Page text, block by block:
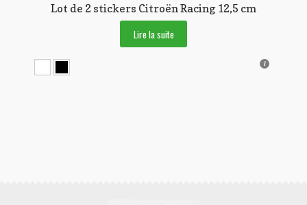
Lot de 2 stickers Citroën Racing 12,5 cm
Lire la suite